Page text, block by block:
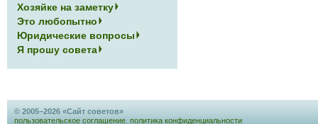
Хозяйке на заметку
Это любопытно
Юридические вопросы
Я прошу совета
© 2005–2026 «Сайт советов»
пользовательское соглашение политика конфиденциальности